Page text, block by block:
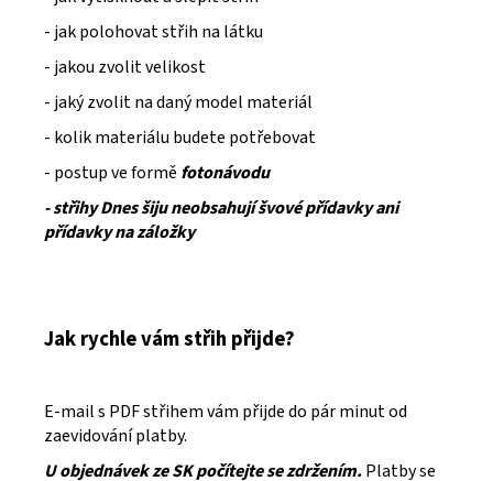
- jak polohovat střih na látku
- jakou zvolit velikost
- jaký zvolit na daný model materiál
- kolik materiálu budete potřebovat
- postup ve formě fotonávodu
- střihy Dnes šiju neobsahují švové přídavky ani
přídavky na záložky
Jak rychle vám střih přijde?
E-mail s PDF střihem vám přijde do pár minut od
zaevidování platby.
U objednávek ze SK počítejte se zdržením.Platby se